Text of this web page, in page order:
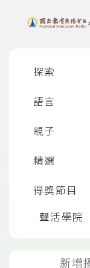
上方功能
探索
語言
親子
精選
得獎節目
聲活學院
新增